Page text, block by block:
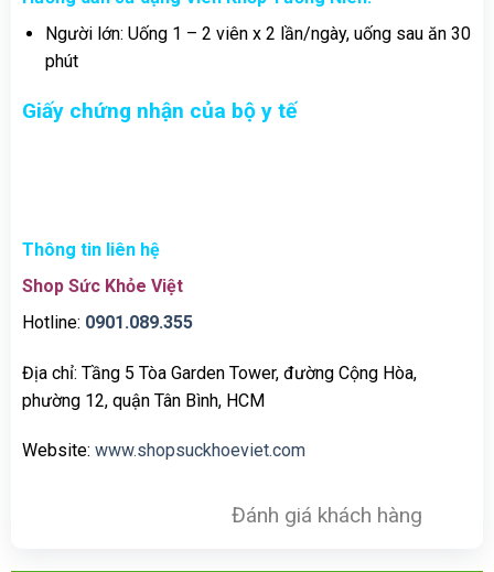
Người lớn: Uống 1 – 2 viên x 2 lần/ngày, uống sau ăn 30
phút
Giấy chứng nhận của bộ y tế
Thông tin liên hệ
Shop Sức Khỏe Việt
Hotline: 0901.089.355
Địa chỉ: Tầng 5 Tòa Garden Tower, đường Cộng Hòa,
phường 12, quận Tân Bình, HCM
Website: www.shopsuckhoeviet.com
Đánh giá khách hàng